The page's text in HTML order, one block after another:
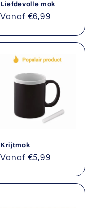
Liefdevolle mok
Normale
Vanaf €6,99
Krijtmok
Normale
Vanaf €5,99